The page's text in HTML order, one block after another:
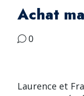
Achat
0
Laurence et